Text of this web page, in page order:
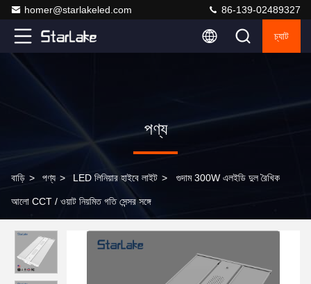
homer@starlakeled.com 86-139-02489327
চ্যাট
পণ্য
বাড়ি > পণ্য > LED লিনিয়ার হাইবে লাইট > গুদাম 300W এলইডি দুল রৈখিক
আলো CCT / ওয়াট নিয়মিত গতি সেন্সর সঙ্গে